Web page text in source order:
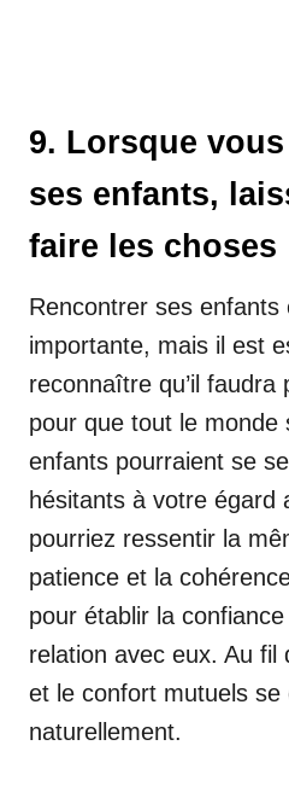
9. Lorsque
ses enfants,
faire les choses
Rencontrer ses enfants
importante, mais il est
reconnaître qu’il
pour que tout le monde
enfants pourraient se
hésitants à votre égard
pourriez ressentir la
patience et la
pour établir la
relation avec eux. Au fil
et le confort mutuels se
naturellement.